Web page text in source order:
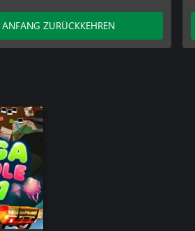
ZURÜCKKEHREN